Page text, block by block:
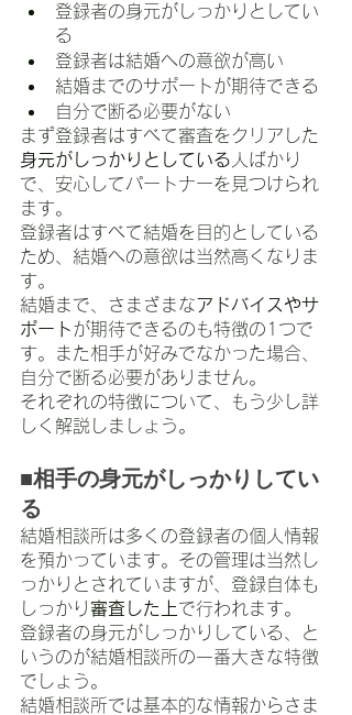
登録者の身元がしっかりとしてい
る
登録者は結婚への意欲が高い
結婚までのサポートが期待できる
自分で断る必要がない
まず登録者はすべて審査をクリアした
身元がしっかりとしている 人ばかり
で、安心してパートナーを見つけられ
ます。
登録者はすべて結婚を目的としている
ため、結婚への意欲は当然高くなりま
す。
結婚まで、さまざまなアドバイスやサ
ポートが期待できるのも特徴の1つで
す。また相手が好みでなかった場合、
自分で断る必要がありません。
それぞれの特徴について、もう少し詳
しく解説しましょう。
■相手の身元がしっかりしてい
る
結婚相談所は多くの登録者の個人情報
を預かっています。その管理は当然し
っかりとされていますが、登録自体も
しっかり 審査した上で行われます。
登録者の身元がしっかりしている、と
いうのが結婚相談所の一番大きな特徴
でしょう。
結婚相談所では基本的な情報からさま